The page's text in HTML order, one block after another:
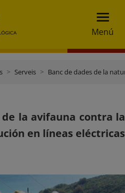
Menú
Serveis Banc de dades de la
la avifauna contra la
en líneas eléctricas